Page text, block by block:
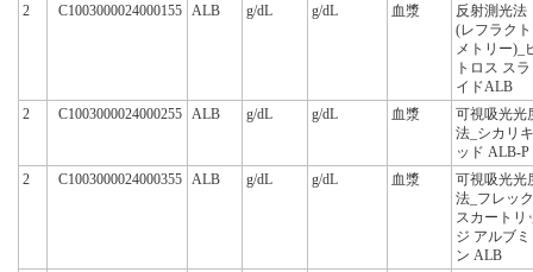
2
C1003000024000155 ALB g/dL g/dL 血漿
反射測光法
(レフラクト
メトリー)_
トロス スラ
イドALB
2
C1003000024000255 ALB g/dL g/dL 血漿
可視吸光光
法_シカリキ
ッド ALB-P
2
C1003000024000355 ALB g/dL g/dL 血漿
可視吸光光
法_フレック
スカートリ
ジ アルブミ
ン ALB